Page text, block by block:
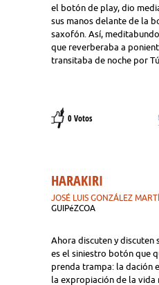
el botón de play, dio
sus manos delante de la
saxofón. Así,
que reverberaba a
transitaba de noche por
0 Votos
HARAKIRI
JOSÉ LUIS GONZÁLEZ
GUIPéZCOA
Ahora discuten y discuten
es el siniestro botón que
prenda trampa: la dación
la expropiación de la vida